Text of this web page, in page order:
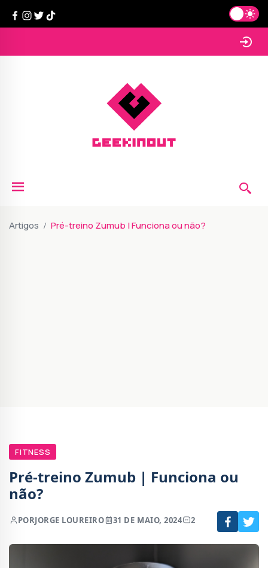
Artigos Pré-treino Zumub | Funciona ou não?
FITNESS
Pré-treino Zumub | Funciona ou
não?
PORJORGE LOUREIRO 31 DE MAIO, 2024 2